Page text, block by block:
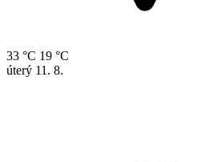
33 °C 19 °C
úterý 11. 8.